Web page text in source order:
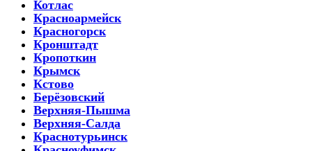
Котлас
Красноармейск
Красногорск
Кронштадт
Кропоткин
Крымск
Кстово
Берёзовский
Верхняя-Пышма
Верхняя-Салда
Краснотурьинск